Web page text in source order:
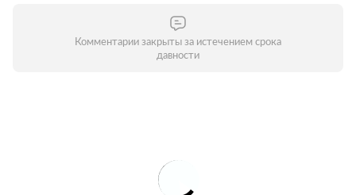
Комментарии закрыты за истечением срока
давности